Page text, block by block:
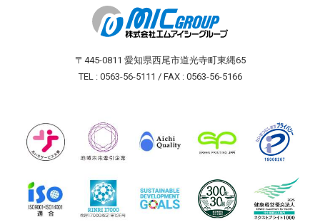
〒445-0811 愛知県西尾市道光寺町東縄65
TEL : 0563-56-5111 / FAX : 0563-56-5166